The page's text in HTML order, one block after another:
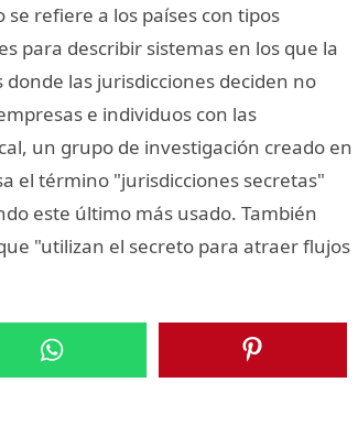
refiere a los países con tipos
para describir sistemas en los que la
las jurisdicciones deciden no
e individuos con las
un grupo de investigación creado en
el término "jurisdicciones secretas"
este último más usado. También
"utilizan el secreto para atraer flujos